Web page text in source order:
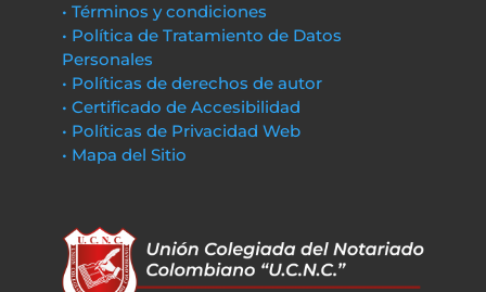
• Términos y condiciones
• Política de Tratamiento de Datos
Personales
• Políticas de derechos de autor
• Certificado de Accesibilidad
• Políticas de Privacidad Web
• Mapa del Sitio